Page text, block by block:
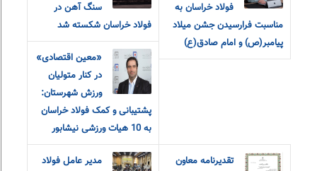
فولاد خراسان به
مناسبت فرارسیدن جشن میلاد
پیامبر(ص) و امام صادق(ع)
سنگ آهن در
فولاد خراسان شکسته شد
«معین اقتصادی»
در کنار متولیان
ورزش شهرستان:
پشتیبانی و کمک فولاد خراسان
به 10 هیات ورزشی نیشابور
تقدیرنامه معاون
مدیر عامل فولاد